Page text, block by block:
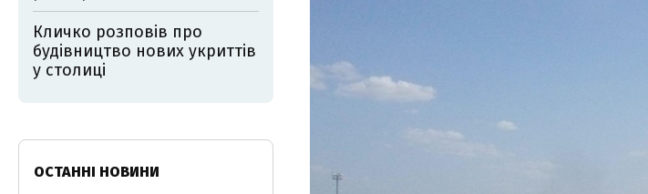
Кличко розповів про
будівництво нових укриттів
у столиці
ОСТАННІ НОВИНИ